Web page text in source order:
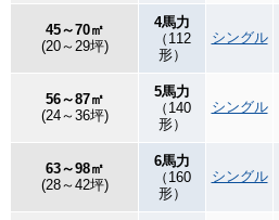
45～70㎡
(20～29坪)
4馬力
（112
形）
シングル
56～87㎡
(24～36坪)
5馬力
（140
形）
シングル
63～98㎡
(28～42坪)
6馬力
（160
形）
シングル